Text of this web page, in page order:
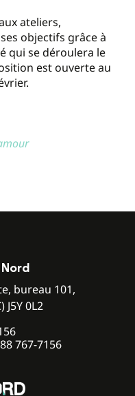
ateliers,
objectifs grâce à
qui se déroulera le
est ouverte au
bureau 101,
J5Y 0L2
767-7156